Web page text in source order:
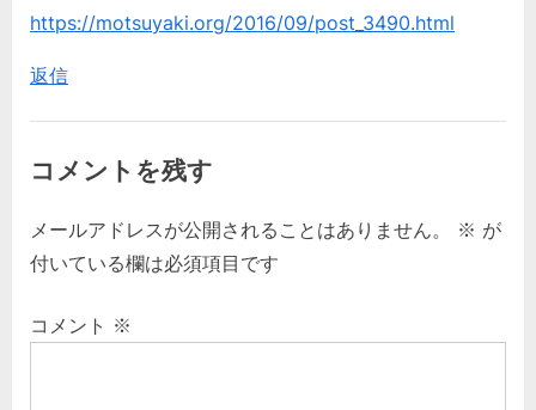
シ
ョ
ン
o
t
:
庵。”
https://motsuyaki.org/2016/09/post_3490.html
返信
コメントを残す
メールアドレスが公開されることはありません。 ※ が
付いている欄は必須項目です
コメント ※